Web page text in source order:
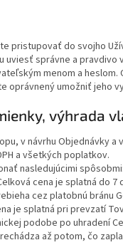
pristupovať do svojho
uviesť správne a pravdivo
menom a
oprávnený umožniť jeho
výhrada
v návrhu Objednávky a
a všetkých poplatkov.
nasledujúcimi spôsobmi:
cena je splatná do 7
cez platobnú bránu
je splatná pri prevzatí
podobe po uhradení
až potom, čo